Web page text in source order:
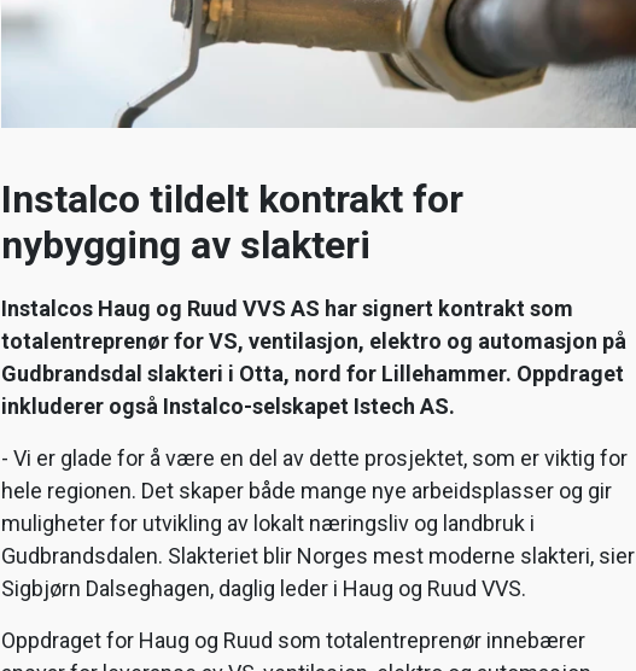
Instalco tildelt kontrakt for
nybygging av slakteri
Instalcos Haug og Ruud VVS AS har signert kontrakt som
totalentreprenør for VS, ventilasjon, elektro og automasjon på
Gudbrandsdal slakteri i Otta, nord for Lillehammer. Oppdraget
inkluderer også Instalco-selskapet Istech AS.
- Vi er glade for å være en del av dette prosjektet, som er viktig for
hele regionen. Det skaper både mange nye arbeidsplasser og gir
muligheter for utvikling av lokalt næringsliv og landbruk i
Gudbrandsdalen. Slakteriet blir Norges mest moderne slakteri, sier
Sigbjørn Dalseghagen, daglig leder i Haug og Ruud VVS.
Oppdraget for Haug og Ruud som totalentreprenør innebærer